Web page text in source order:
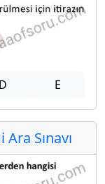
D E
Sınavı